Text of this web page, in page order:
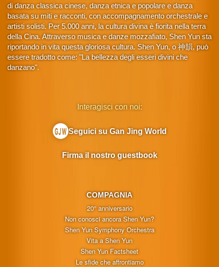
di danza classica cinese, danza etnica e popolare e danza
basata su miti e racconti, con accompagnamento orchestrale e
artisti solisti. Per 5.000 anni, la cultura divina è fiorita nella terra
della Cina. Attraverso musica e danze mozzafiato, Shen Yun sta
riportando in vita questa gloriosa cultura. Shen Yun, o 神韻, può
essere tradotto come: "La bellezza degli esseri divini che
danzano".
COMPAGNIA
20° anniversario
Non conosci ancora Shen Yun?
Shen Yun Symphony Orchestra
Vita a Shen Yun
Shen Yun Factsheet
Le sfide che affrontiamo
Interagisci con noi:
Seguici su Gan Jing World
Firma il nostro guestbook